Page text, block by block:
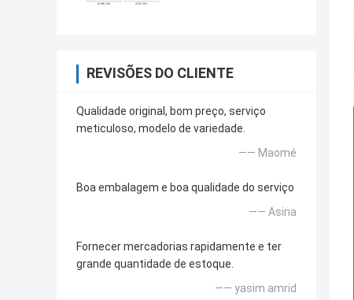
REVISÕES DO CLIENTE
Qualidade original, bom preço, serviço
meticuloso, modelo de variedade.
—— Maomé
Boa embalagem e boa qualidade do serviço
—— Asina
Fornecer mercadorias rapidamente e ter
grande quantidade de estoque.
—— yasim amrid